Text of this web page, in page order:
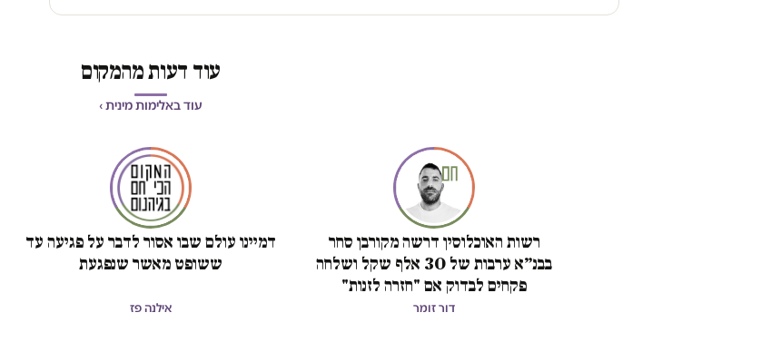
עוד דעות מהמקום
עוד באלימות מינית ›
רשות האוכלוסין דרשה מקורבן סחר
בבנ״א ערבות של 30 אלף שקל ושלחה
פקחים לבדוק אם "חזרה לזנות"
דור זומר
דמיינו עולם שבו אסור לדבר על פגיעה עד
ששופט מאשר שנפגעת
אילנה פז